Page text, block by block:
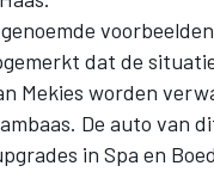
dat de
Mekies worden
De auto van
in Spa en